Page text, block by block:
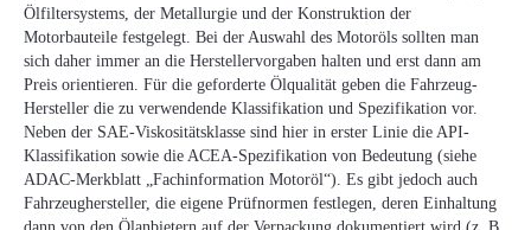
Ölfiltersystems, der Metallurgie und der Konstruktion der
Motorbauteile festgelegt. Bei der Auswahl des Motoröls sollten man
sich daher immer an die Herstellervorgaben halten und erst dann am
Preis orientieren. Für die geforderte Ölqualität geben die Fahrzeug-
Hersteller die zu verwendende Klassifikation und Spezifikation vor.
Neben der SAE-Viskositätsklasse sind hier in erster Linie die API-
Klassifikation sowie die ACEA-Spezifikation von Bedeutung (siehe
ADAC-Merkblatt „Fachinformation Motoröl“). Es gibt jedoch auch
Fahrzeughersteller, die eigene Prüfnormen festlegen, deren Einhaltung